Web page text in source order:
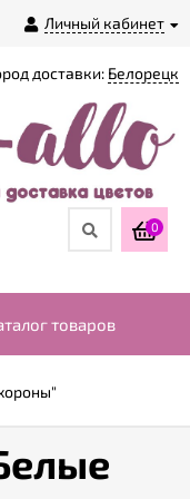
Личный кабинет
доставки: Белорецк
0
товаров